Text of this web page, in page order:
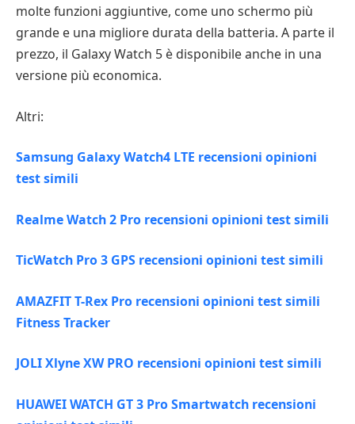
molte funzioni aggiuntive, come uno schermo più
grande e una migliore durata della batteria. A parte il
prezzo, il Galaxy Watch 5 è disponibile anche in una
versione più economica.
Altri:
Samsung Galaxy Watch4 LTE recensioni opinioni
test simili
Realme Watch 2 Pro recensioni opinioni test simili
TicWatch Pro 3 GPS recensioni opinioni test simili
AMAZFIT T-Rex Pro recensioni opinioni test simili
Fitness Tracker
JOLI Xlyne XW PRO recensioni opinioni test simili
HUAWEI WATCH GT 3 Pro Smartwatch recensioni